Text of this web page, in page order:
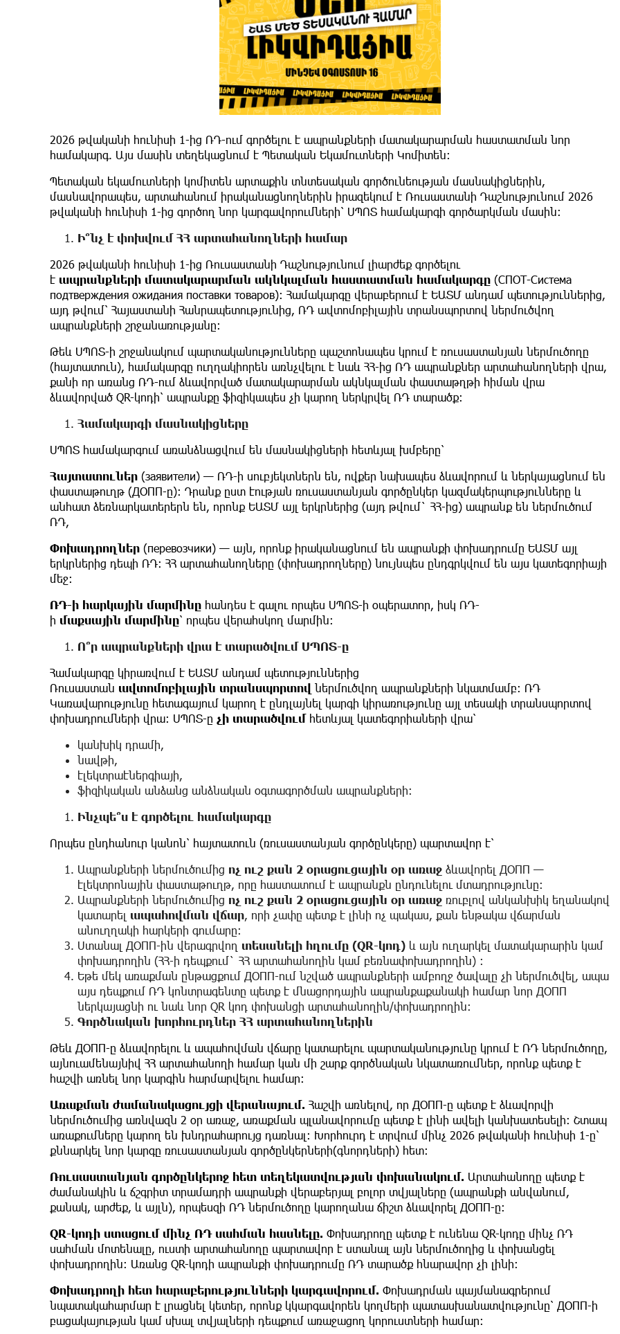
2026 թվականի հունիսի 1-ից ՌԴ-ում գործելու է ապրանքների մատակարարման հաստատման նոր
համակարգ. Այս մասին տեղեկացնում է Պետական Եկամուտների Կոմիտեն:
Պետական եկամուտների կոմիտեն արտաքին տնտեսական գործունեության մասնակիցներին,
մասնավորապես, արտահանում իրականացնողներին իրազեկում է Ռուսաստանի Դաշնությունում 2026
թվականի հունիսի 1-ից գործող նոր կարգավորումների՝ ՍՊՈՏ համակարգի գործարկման մասին։
Ի՞նչ է փոխվում ՀՀ արտահանողների համար
2026 թվականի հունիսի 1-ից Ռուսաստանի Դաշնությունում լիարժեք գործելու
է ապրանքների մատակարարման ակնկալման հաստատման համակարգը (СПОТ-Система
подтверждения ожидания поставки товаров)։ Համակարգը վերաբերում է ԵԱՏՄ անդամ պետություններից,
այդ թվում՝ Հայաստանի Հանրապետությունից, ՌԴ ավտոմոբիլային տրանսպորտով ներմուծվող
ապրանքների շրջանառությանը։
Թեև ՍՊՈՏ-ի շրջանակում պարտականությունները պաշտոնապես կրում է ռուսաստանյան ներմուծողը
(հայտատուն), համակարգը ուղղակիորեն առնչվելու է նաև ՀՀ-ից ՌԴ ապրանքներ արտահանողների վրա,
քանի որ առանց ՌԴ-ում ձևավորված մատակարարման ակնկալման փաստաթղթի հիման վրա
ձևավորված QR-կոդի՝ ապրանքը ֆիզիկապես չի կարող ներկրվել ՌԴ տարածք։
Համակարգի մասնակիցները
ՍՊՈՏ համակարգում առանձնացվում են մասնակիցների հետևյալ խմբերը՝
Հայտատուներ (заявители) — ՌԴ-ի սուբյեկտներն են, ովքեր նախապես ձևավորում և ներկայացնում են
փաստաթուղթ (ДОПП-ը)։ Դրանք ըստ էության ռուսաստանյան գործընկեր կազմակերպությունները և
անհատ ձեռնարկատերերն են, որոնք ԵԱՏՄ այլ երկրներից (այդ թվում` ՀՀ-ից) ապրանք են ներմուծում
ՌԴ,
Փոխադրողներ (перевозчики) — այն, որոնք իրականացնում են ապրանքի փոխադրումը ԵԱՏՄ այլ
երկրներից դեպի ՌԴ։ ՀՀ արտահանողները (փոխադրողները) նույնպես ընդգրկվում են այս կատեգորիայի
մեջ։
ՌԴ-ի հարկային մարմինը հանդես է գալու որպես ՍՊՈՏ-ի օպերատոր, իսկ ՌԴ-
ի մաքսային մարմինը՝ որպես վերահսկող մարմին։
Ո՞ր ապրանքների վրա է տարածվում ՍՊՈՏ-ը
Համակարգը կիրառվում է ԵԱՏՄ անդամ պետություններից
Ռուսաստան ավտոմոբիլային տրանսպորտով ներմուծվող ապրանքների նկատմամբ։ ՌԴ
Կառավարությունը հետագայում կարող է ընդլայնել կարգի կիրառությունը այլ տեսակի տրանսպորտով
փոխադրումների վրա։ ՍՊՈՏ-ը չի տարածվումհետևյալ կատեգորիաների վրա՝
կանխիկ դրամի,
նավթի,
էլեկտրաէներգիայի,
ֆիզիկական անձանց անձնական օգտագործման ապրանքների։
Ինչպե՞ս է գործելու համակարգը
Որպես ընդհանուր կանոն՝ հայտատուն (ռուսաստանյան գործընկերը) պարտավոր է՝
Ապրանքների ներմուծումից ոչ ուշ քան 2 օրացուցային օր առաջ ձևավորել ДОПП —
էլեկտրոնային փաստաթուղթ, որը հաստատում է ապրանքն ընդունելու մտադրությունը։
Ապրանքների ներմուծումից ոչ ուշ քան 2 օրացուցային օր առաջ ռուբլով անկանխիկ եղանակով
կատարել ապահովման վճար, որի չափը պետք է լինի ոչ պակաս, քան ենթակա վճարման
անուղղակի հարկերի գումարը։
Ստանալ ДОПП-ին վերագրվող տեսանելի հղումը (QR-կոդ) և այն ուղարկել մատակարարին կամ
փոխադրողին (ՀՀ-ի դեպքում` ՀՀ արտահանողին կամ բեռնափոխադրողին) ։
Եթե մեկ առաքման ընթացքում ДОПП-ում նշված ապրանքների ամբողջ ծավալը չի ներմուծվել, ապա
այս դեպքում ՌԴ կոնտրագենտը պետք է մնացորդային ապրանքաքանակի համար նոր ДОПП
ներկայացնի ու նաև նոր QR կոդ փոխանցի արտահանողին/փոխադրողին։
Գործնական խորհուրդներ ՀՀ արտահանողներին
Թեև ДОПП-ը ձևավորելու և ապահովման վճարը կատարելու պարտականությունը կրում է ՌԴ ներմուծողը,
այնուամենայնիվ ՀՀ արտահանողի համար կան մի շարք գործնական նկատառումներ, որոնք պետք է
հաշվի առնել նոր կարգին հարմարվելու համար։
Առաքման ժամանակացույցի վերանայում. Հաշվի առնելով, որ ДОПП-ը պետք է ձևավորվի
ներմուծումից առնվազն 2 օր առաջ, առաքման պլանավորումը պետք է լինի ավելի կանխատեսելի։ Շտապ
առաքումները կարող են խնդրահարույց դառնալ։ Խորհուրդ է տրվում մինչ 2026 թվականի հունիսի 1-ը՝
քննարկել նոր կարգը ռուսաստանյան գործընկերների(գնորդների) հետ:
Ռուսաստանյան գործընկերոջ հետ տեղեկատվության փոխանակում. Արտահանողը պետք է
ժամանակին և ճշգրիտ տրամադրի ապրանքի վերաբերյալ բոլոր տվյալները (ապրանքի անվանում,
քանակ, արժեք, և այլն), որպեսզի ՌԴ ներմուծողը կարողանա ճիշտ ձևավորել ДОПП-ը։
QR-կոդի ստացում մինչ ՌԴ սահման հասնելը. Փոխադրողը պետք է ունենա QR-կոդը մինչ ՌԴ
սահման մոտենալը, ուստի արտահանողը պարտավոր է ստանալ այն ներմուծողից և փոխանցել
փոխադրողին։ Առանց QR-կոդի ապրանքի փոխադրումը ՌԴ տարածք հնարավոր չի լինի։
Փոխադրողի հետ հարաբերությունների կարգավորում. Փոխադրման պայմանագրերում
նպատակահարմար է լրացնել կետեր, որոնք կկարգավորեն կողմերի պատասխանատվությունը՝ ДОПП-ի
բացակայության կամ սխալ տվյալների դեպքում առաջացող կորուստների համար։